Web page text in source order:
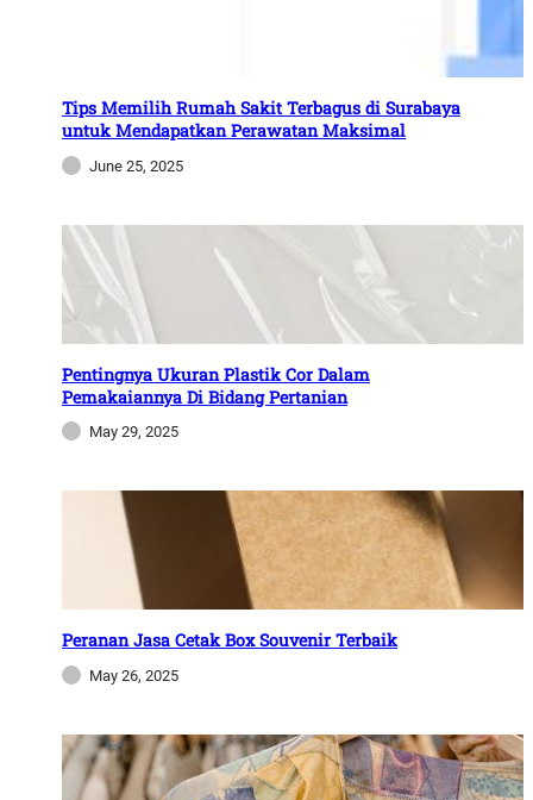
Tips Memilih Rumah Sakit Terbagus di Surabaya
untuk Mendapatkan Perawatan Maksimal
June 25, 2025
Pentingnya Ukuran Plastik Cor Dalam
Pemakaiannya Di Bidang Pertanian
May 29, 2025
Peranan Jasa Cetak Box Souvenir Terbaik
May 26, 2025